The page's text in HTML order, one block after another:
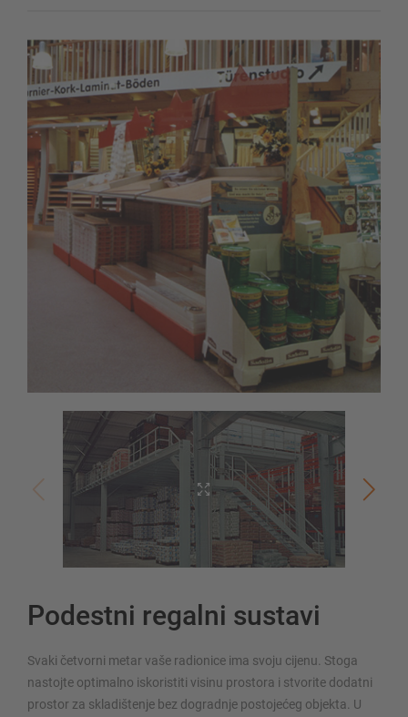
Podestni regalni sustavi
Svaki četvorni metar vaše radionice ima svoju cijenu. Stoga
nastojte optimalno iskoristiti visinu prostora i stvorite dodatni
prostor za skladištenje bez dogradnje postojećeg objekta. U